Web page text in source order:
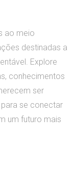
ao meio
destinadas a
Explore
conhecimentos
ser
se conectar
um futuro mais